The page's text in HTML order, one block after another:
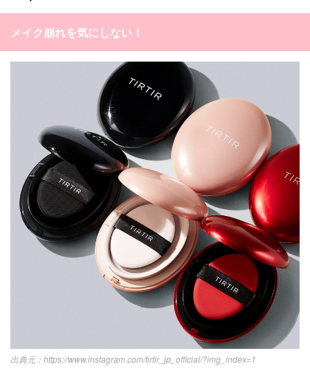
manimani について
キュレーター一覧
運営会社
利用規約
プライバシーポリシー
お問い合わせ
韓国 オルチャン 韓国コスメ 韓国トレンド
韓国ファッション 韓国アイドル
k-pop コスメ ファッション
kpop トレンド 韓国メイク
オルチャンメイク twice アイドル
韓国ドラマ カフェ かわいい
メイク崩れを気にしない！
https://www.instagram.com/tirtir_jp_official/?img_index=1